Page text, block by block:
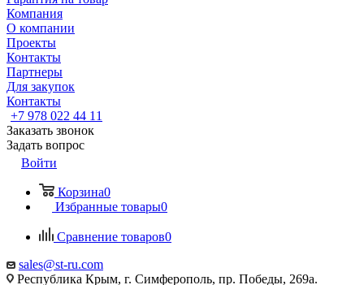
Компания
О компании
Проекты
Контакты
Партнеры
Для закупок
Контакты
+7 978 022 44 11
Заказать звонок
Задать вопрос
Войти
Корзина0
Избранные товары0
Сравнение товаров0
sales@st-ru.com
Республика Крым, г. Симферополь, пр. Победы, 269а.